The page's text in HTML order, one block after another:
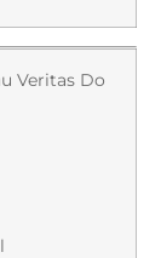
Veritas Do